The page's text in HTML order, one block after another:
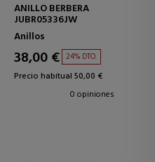
ANILLO BERBERA
JUBR05336JW
Anillos
38,00 € 24% DTO.
Precio habitual 50,00 €
0 opiniones